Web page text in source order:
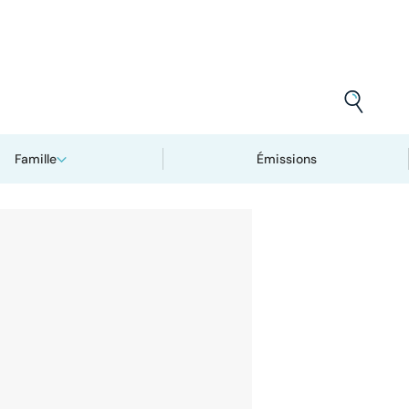
Famille Émissions